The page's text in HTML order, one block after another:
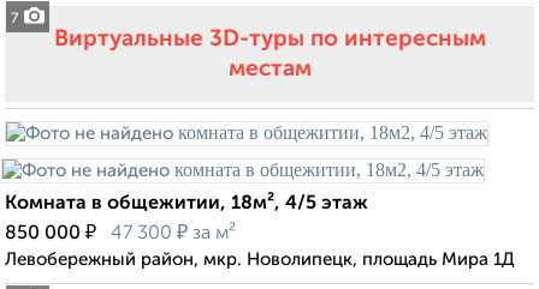
7
Виртуальные 3D-туры по интересным
местам
Комната в общежитии, 18м², 4/5 этаж
850 000 ₽ 47 300 ₽ за м²
Левобережный район, мкр. Новолипецк, площадь Мира 1Д